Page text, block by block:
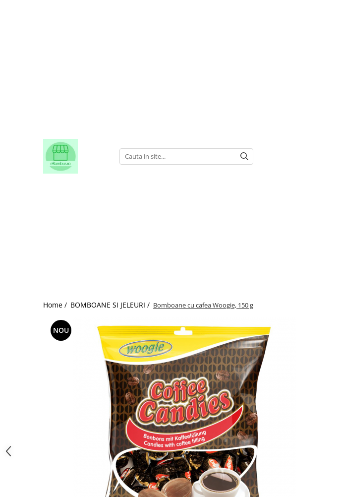
Home / BOMBOANE SI JELEURI / Bomboane cu cafea Woogie, 150 g
NOU